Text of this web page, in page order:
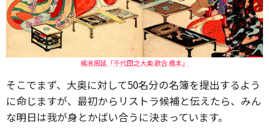
楊洲周延「千代田之大奥 歌合 橋本」
そこでまず、大奥に対して50名分の名簿を提出するよう
に命じますが、最初からリストラ候補と伝えたら、みん
な明日は我が身とかばい合うに決まっています。